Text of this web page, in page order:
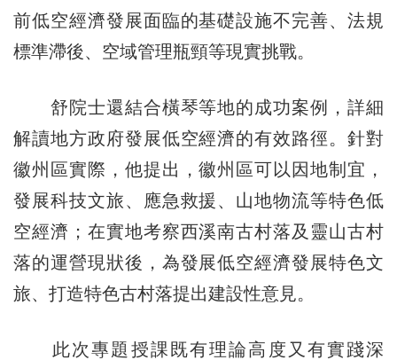
前低空經濟發展面臨的基礎設施不完善、法規
標準滯後、空域管理瓶頸等現實挑戰。
舒院士還結合橫琴等地的成功案例，詳細
解讀地方政府發展低空經濟的有效路徑。針對
徽州區實際，他提出，徽州區可以因地制宜，
發展科技文旅、應急救援、山地物流等特色低
空經濟；在實地考察西溪南古村落及靈山古村
落的運營現狀後，為發展低空經濟發展特色文
旅、打造特色古村落提出建設性意見。
此次專題授課既有理論高度又有實踐深